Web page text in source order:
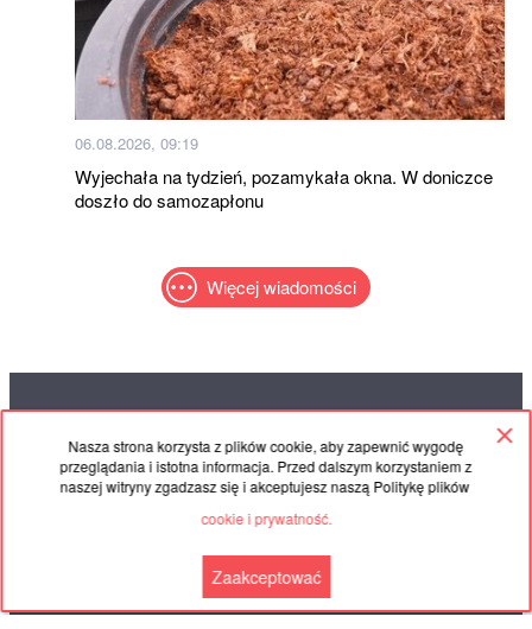
Nasza strona korzysta z plików cookie, aby zapewnić wygodę
przeglądania i istotna informacja. Przed dalszym korzystaniem z
naszej witryny zgadzasz się i akceptujesz naszą Politykę plików
cookie i prywatność.
Zaakceptować
06.08.2026, 09:19
Wyjechała na tydzień, pozamykała okna. W doniczce
doszło do samozapłonu
Więcej wiadomości
REDTRAM
© 2004-2026 Redtram, Ltd.
Umowa